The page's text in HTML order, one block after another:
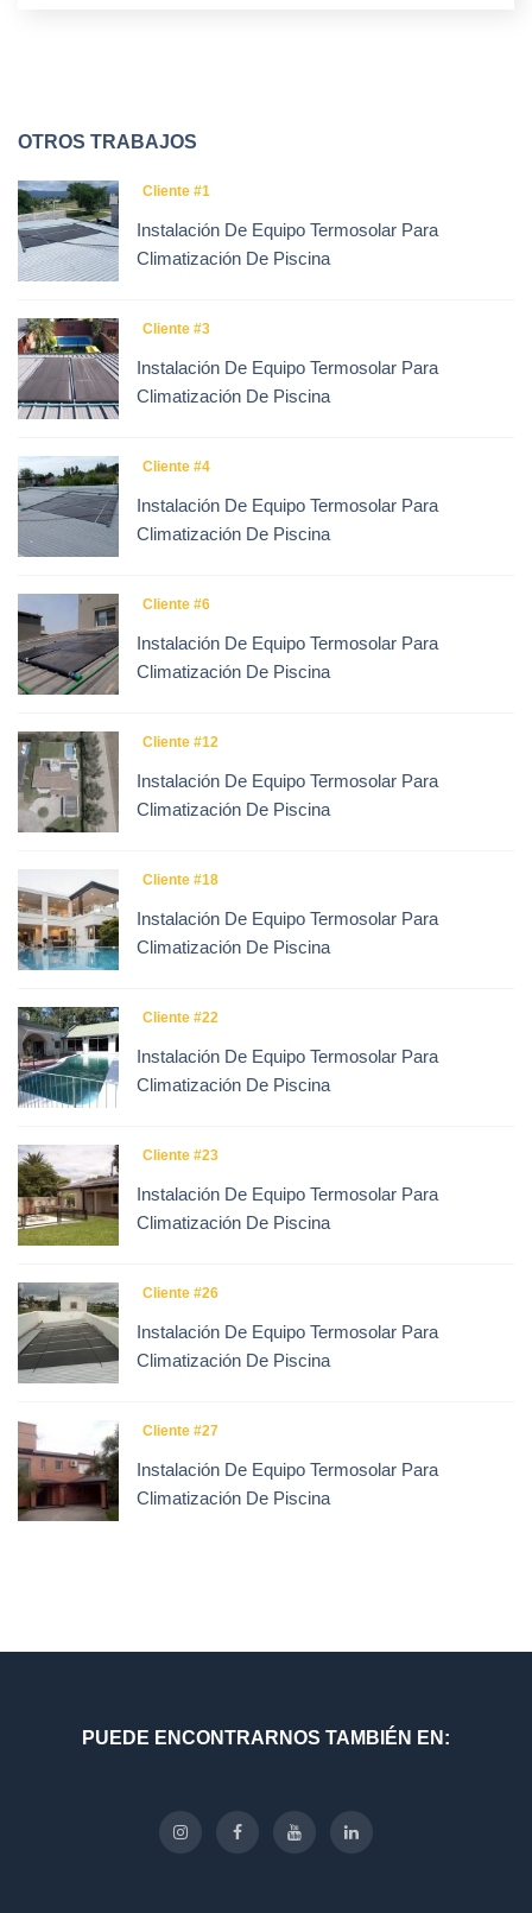
OTROS TRABAJOS
Cliente #1
Instalación De Equipo Termosolar Para
Climatización De Piscina
Cliente #3
Instalación De Equipo Termosolar Para
Climatización De Piscina
Cliente #4
Instalación De Equipo Termosolar Para
Climatización De Piscina
Cliente #6
Instalación De Equipo Termosolar Para
Climatización De Piscina
Cliente #12
Instalación De Equipo Termosolar Para
Climatización De Piscina
Cliente #18
Instalación De Equipo Termosolar Para
Climatización De Piscina
Cliente #22
Instalación De Equipo Termosolar Para
Climatización De Piscina
Cliente #23
Instalación De Equipo Termosolar Para
Climatización De Piscina
Cliente #26
Instalación De Equipo Termosolar Para
Climatización De Piscina
Cliente #27
Instalación De Equipo Termosolar Para
Climatización De Piscina
PUEDE ENCONTRARNOS TAMBIÉN EN: